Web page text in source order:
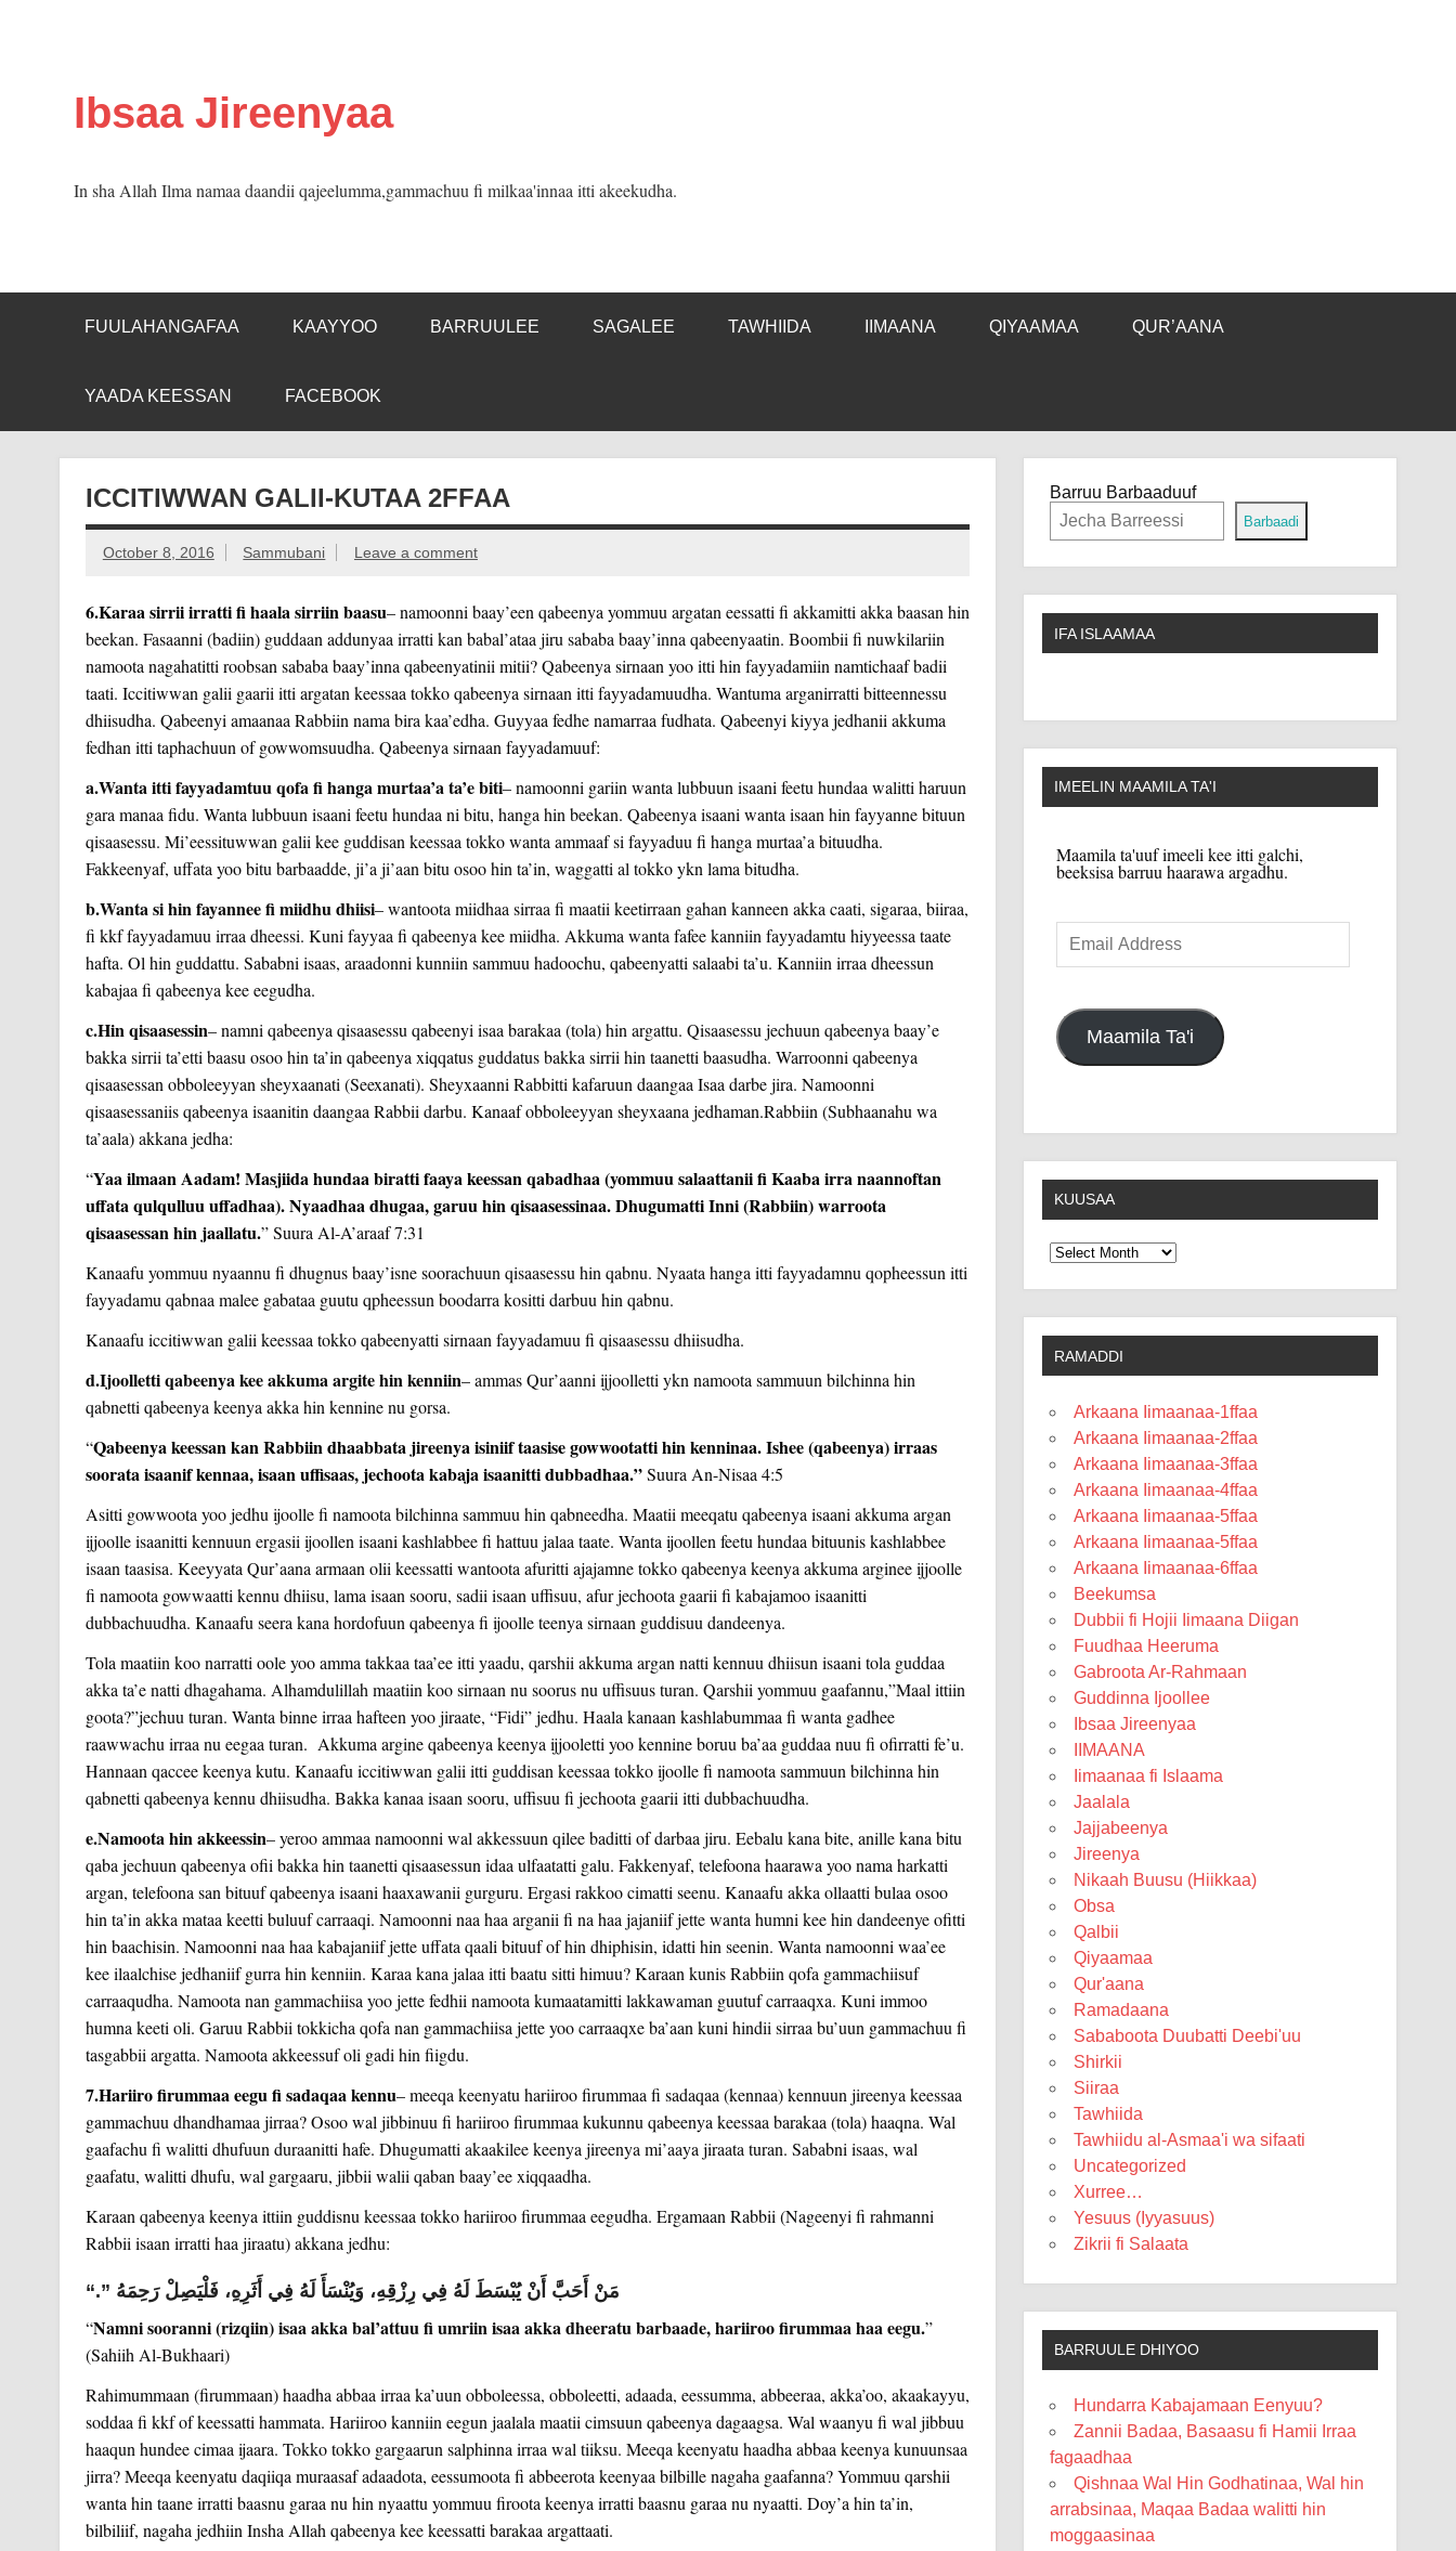
Ibsaa Jireenyaa
In sha Allah Ilma namaa daandii qajeelumma,gammachuu fi milkaa'innaa itti akeekudha.
FUULAHANGAFAA KAAYYOO BARRUULEE SAGALEE TAWHIIDA IIMAANA QIYAAMAA QUR’AANA
YAADA KEESSAN FACEBOOK
ICCITIWWAN GALII-KUTAA 2FFAA
October 8, 2016 Sammubani Leave a comment
6.Karaa sirrii irratti fi haala sirriin baasu– namoonni baay’een qabeenya yommuu argatan eessatti fi akkamitti akka baasan hin
beekan. Fasaanni (badiin) guddaan addunyaa irratti kan babal’ataa jiru sababa baay’inna qabeenyaatin. Boombii fi nuwkilariin
namoota nagahatitti roobsan sababa baay’inna qabeenyatinii mitii? Qabeenya sirnaan yoo itti hin fayyadamiin namtichaaf badii
taati. Iccitiwwan galii gaarii itti argatan keessaa tokko qabeenya sirnaan itti fayyadamuudha. Wantuma arganirratti bitteennessu
dhiisudha. Qabeenyi amaanaa Rabbiin nama bira kaa’edha. Guyyaa fedhe namarraa fudhata. Qabeenyi kiyya jedhanii akkuma
fedhan itti taphachuun of gowwomsuudha. Qabeenya sirnaan fayyadamuuf:
a.Wanta itti fayyadamtuu qofa fi hanga murtaa’a ta’e biti– namoonni gariin wanta lubbuun isaani feetu hundaa walitti haruun
gara manaa fidu. Wanta lubbuun isaani feetu hundaa ni bitu, hanga hin beekan. Qabeenya isaani wanta isaan hin fayyanne bituun
qisaasessu. Mi’eessituwwan galii kee guddisan keessaa tokko wanta ammaaf si fayyaduu fi hanga murtaa’a bituudha.
Fakkeenyaf, uffata yoo bitu barbaadde, ji’a ji’aan bitu osoo hin ta’in, waggatti al tokko ykn lama bitudha.
b.Wanta si hin fayannee fi miidhu dhiisi– wantoota miidhaa sirraa fi maatii keetirraan gahan kanneen akka caati, sigaraa, biiraa,
fi kkf fayyadamuu irraa dheessi. Kuni fayyaa fi qabeenya kee miidha. Akkuma wanta fafee kanniin fayyadamtu hiyyeessa taate
hafta. Ol hin guddattu. Sababni isaas, araadonni kunniin sammuu hadoochu, qabeenyatti salaabi ta’u. Kanniin irraa dheessun
kabajaa fi qabeenya kee eegudha.
c.Hin qisaasessin– namni qabeenya qisaasessu qabeenyi isaa barakaa (tola) hin argattu. Qisaasessu jechuun qabeenya baay’e
bakka sirrii ta’etti baasu osoo hin ta’in qabeenya xiqqatus guddatus bakka sirrii hin taanetti baasudha. Warroonni qabeenya
qisaasessan obboleeyyan sheyxaanati (Seexanati). Sheyxaanni Rabbitti kafaruun daangaa Isaa darbe jira. Namoonni
qisaasessaniis qabeenya isaanitin daangaa Rabbii darbu. Kanaaf obboleeyyan sheyxaana jedhaman.Rabbiin (Subhaanahu wa
ta’aala) akkana jedha:
“Yaa ilmaan Aadam! Masjiida hundaa biratti faaya keessan qabadhaa (yommuu salaattanii fi Kaaba irra naannoftan
uffata qulqulluu uffadhaa). Nyaadhaa dhugaa, garuu hin qisaasessinaa. Dhugumatti Inni (Rabbiin) warroota
qisaasessan hin jaallatu.” Suura Al-A’araaf 7:31
Kanaafu yommuu nyaannu fi dhugnus baay’isne soorachuun qisaasessu hin qabnu. Nyaata hanga itti fayyadamnu qopheessun itti
fayyadamu qabnaa malee gabataa guutu qpheessun boodarra kositti darbuu hin qabnu.
Kanaafu iccitiwwan galii keessaa tokko qabeenyatti sirnaan fayyadamuu fi qisaasessu dhiisudha.
d.Ijoolletti qabeenya kee akkuma argite hin kenniin– ammas Qur’aanni ijjoolletti ykn namoota sammuun bilchinna hin
qabnetti qabeenya keenya akka hin kennine nu gorsa.
“Qabeenya keessan kan Rabbiin dhaabbata jireenya isiniif taasise gowwootatti hin kenninaa. Ishee (qabeenya) irraas
soorata isaanif kennaa, isaan uffisaas, jechoota kabaja isaanitti dubbadhaa.”Suura An-Nisaa 4:5
Asitti gowwoota yoo jedhu ijoolle fi namoota bilchinna sammuu hin qabneedha. Maatii meeqatu qabeenya isaani akkuma argan
ijjoolle isaanitti kennuun ergasii ijoollen isaani kashlabbee fi hattuu jalaa taate. Wanta ijoollen feetu hundaa bituunis kashlabbee
isaan taasisa. Keeyyata Qur’aana armaan olii keessatti wantoota afuritti ajajamne tokko qabeenya keenya akkuma arginee ijjoolle
fi namoota gowwaatti kennu dhiisu, lama isaan sooru, sadii isaan uffisuu, afur jechoota gaarii fi kabajamoo isaanitti
dubbachuudha. Kanaafu seera kana hordofuun qabeenya fi ijoolle teenya sirnaan guddisuu dandeenya.
Tola maatiin koo narratti oole yoo amma takkaa taa’ee itti yaadu, qarshii akkuma argan natti kennuu dhiisun isaani tola guddaa
akka ta’e natti dhagahama. Alhamdulillah maatiin koo sirnaan nu soorus nu uffisuus turan. Qarshii yommuu gaafannu,”Maal ittiin
goota?”jechuu turan. Wanta binne irraa hafteen yoo jiraate, “Fidi” jedhu. Haala kanaan kashlabummaa fi wanta gadhee
raawwachu irraa nu eegaa turan. Akkuma argine qabeenya keenya ijjooletti yoo kennine boruu ba’aa guddaa nuu fi ofirratti fe’u.
Hannaan qaccee keenya kutu. Kanaafu iccitiwwan galii itti guddisan keessaa tokko ijoolle fi namoota sammuun bilchinna hin
qabnetti qabeenya kennu dhiisudha. Bakka kanaa isaan sooru, uffisuu fi jechoota gaarii itti dubbachuudha.
e.Namoota hin akkeessin– yeroo ammaa namoonni wal akkessuun qilee baditti of darbaa jiru. Eebalu kana bite, anille kana bitu
qaba jechuun qabeenya ofii bakka hin taanetti qisaasessun idaa ulfaatatti galu. Fakkenyaf, telefoona haarawa yoo nama harkatti
argan, telefoona san bituuf qabeenya isaani haaxawanii gurguru. Ergasi rakkoo cimatti seenu. Kanaafu akka ollaatti bulaa osoo
hin ta’in akka mataa keetti buluuf carraaqi. Namoonni naa haa arganii fi na haa jajaniif jette wanta humni kee hin dandeenye ofitti
hin baachisin. Namoonni naa haa kabajaniif jette uffata qaali bituuf of hin dhiphisin, idatti hin seenin. Wanta namoonni waa’ee
kee ilaalchise jedhaniif gurra hin kenniin. Karaa kana jalaa itti baatu sitti himuu? Karaan kunis Rabbiin qofa gammachiisuf
carraaqudha. Namoota nan gammachiisa yoo jette fedhii namoota kumaatamitti lakkawaman guutuf carraaqxa. Kuni immoo
humna keeti oli. Garuu Rabbii tokkicha qofa nan gammachiisa jette yoo carraaqxe ba’aan kuni hindii sirraa bu’uun gammachuu fi
tasgabbii argatta. Namoota akkeessuf oli gadi hin fiigdu.
7.Hariiro firummaa eegu fi sadaqaa kennu– meeqa keenyatu hariiroo firummaa fi sadaqaa (kennaa) kennuun jireenya keessaa
gammachuu dhandhamaa jirraa? Osoo wal jibbinuu fi hariiroo firummaa kukunnu qabeenya keessaa barakaa (tola) haaqna. Wal
gaafachu fi walitti dhufuun duraanitti hafe. Dhugumatti akaakilee keenya jireenya mi’aaya jiraata turan. Sababni isaas, wal
gaafatu, walitti dhufu, wal gargaaru, jibbii walii qaban baay’ee xiqqaadha.
Karaan qabeenya keenya ittiin guddisnu keessaa tokko hariiroo firummaa eegudha. Ergamaan Rabbii (Nageenyi fi rahmanni
Rabbii isaan irratti haa jiraatu) akkana jedhu:
“‏ مَنْ أَحَبَّ أَنْ يُبْسَطَ لَهُ فِي رِزْقِهِ، وَيُنْسَأَ لَهُ فِي أَثَرِهِ، فَلْيَصِلْ رَحِمَهُ ‏”‏‏.‏
“Namni sooranni (rizqiin) isaa akka bal’attuu fi umriin isaa akka dheeratu barbaade, hariiroo firummaa haa eegu.”
(Sahiih Al-Bukhaari)
Rahimummaan (firummaan) haadha abbaa irraa ka’uun obboleessa, obboleetti, adaada, eessumma, abbeeraa, akka’oo, akaakayyu,
soddaa fi kkf of keessatti hammata. Hariiroo kanniin eegun jaalala maatii cimsuun qabeenya dagaagsa. Wal waanyu fi wal jibbuu
haaqun hundee cimaa ijaara. Tokko tokko gargaarun salphinna irraa wal tiiksu. Meeqa keenyatu haadha abbaa keenya kunuunsaa
jirra? Meeqa keenyatu daqiiqa muraasaf adaadota, eessumoota fi abbeerota keenyaa bilbille nagaha gaafanna? Yommuu qarshii
wanta hin taane irratti baasnu garaa nu hin nyaattu yommuu firoota keenya irratti baasnu garaa nu nyaatti. Doy’a hin ta’in,
bilbiliif, nagaha jedhiin Insha Allah qabeenya kee keessatti barakaa argattaati.
Barruu Barbaaduuf
Barbaadi
IFA ISLAAMAA
IMEELIN MAAMILA TA'I
Maamila ta'uuf imeeli kee itti galchi,
beeksisa barruu haarawa argadhu.
Email
Address
Maamila Ta'i
KUUSAA
Kuusaa
RAMADDI
Arkaana Iimaanaa-1ffaa
Arkaana Iimaanaa-2ffaa
Arkaana Iimaanaa-3ffaa
Arkaana Iimaanaa-4ffaa
Arkaana Iimaanaa-5ffaa
Arkaana Iimaanaa-5ffaa
Arkaana Iimaanaa-6ffaa
Beekumsa
Dubbii fi Hojii Iimaana Diigan
Fuudhaa Heeruma
Gabroota Ar-Rahmaan
Guddinna Ijoollee
Ibsaa Jireenyaa
IIMAANA
Iimaanaa fi Islaama
Jaalala
Jajjabeenya
Jireenya
Nikaah Buusu (Hiikkaa)
Obsa
Qalbii
Qiyaamaa
Qur'aana
Ramadaana
Sababoota Duubatti Deebi'uu
Shirkii
Siiraa
Tawhiida
Tawhiidu al-Asmaa'i wa sifaati
Uncategorized
Xurree…
Yesuus (Iyyasuus)
Zikrii fi Salaata
BARRUULE DHIYOO
Hundarra Kabajamaan Eenyuu?
Zannii Badaa, Basaasu fi Hamii Irraa
fagaadhaa
Qishnaa Wal Hin Godhatinaa, Wal hin
arrabsinaa, Maqaa Badaa walitti hin
moggaasinaa